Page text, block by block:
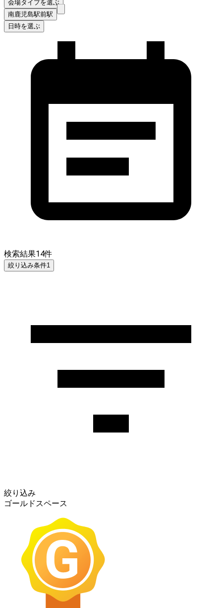
会場タイプを選ぶ
南鹿児島駅前駅
日時を選ぶ
検索結果14件
絞り込み条件1
絞り込み
ゴールドスペース